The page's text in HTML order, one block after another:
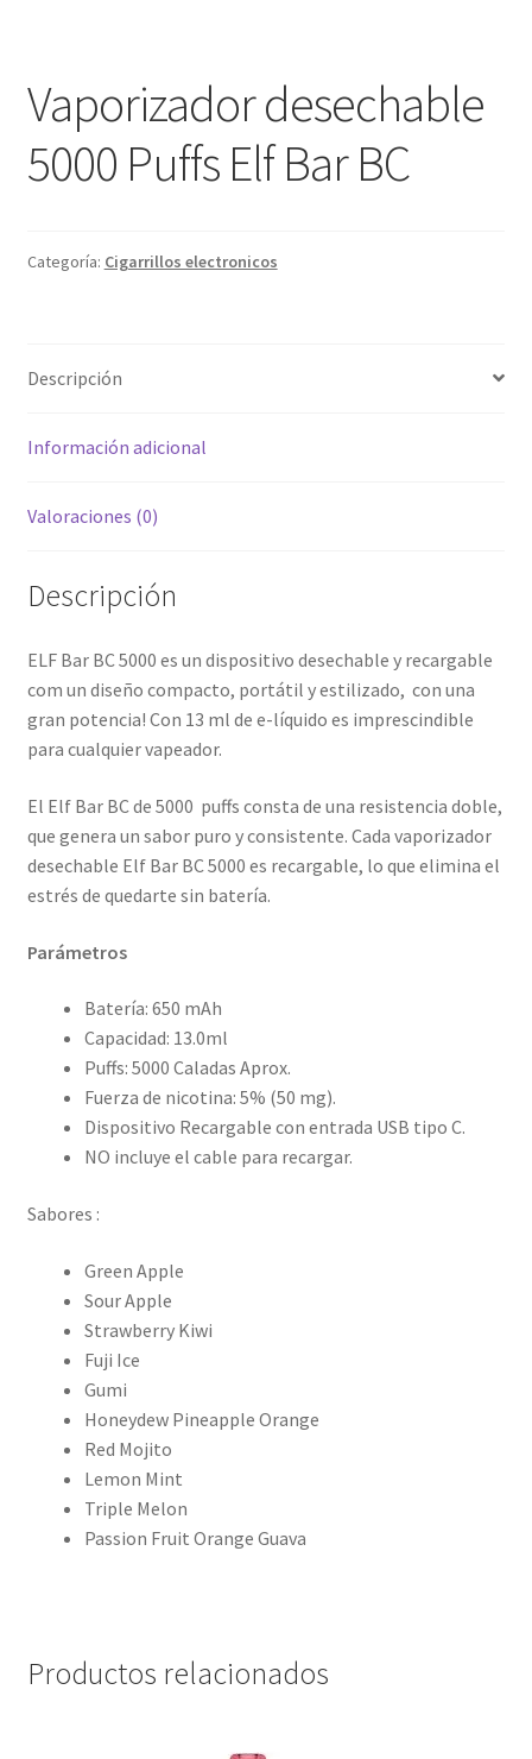
Vaporizador desechable
5000 Puffs Elf Bar BC
Categoría: Cigarrillos electronicos
Descripción
Información adicional
Valoraciones (0)
Descripción
ELF Bar BC 5000 es un dispositivo desechable y recargable
com un diseño compacto, portátil y estilizado, con una
gran potencia! Con 13 ml de e-líquido es imprescindible
para cualquier vapeador.
El Elf Bar BC de 5000 puffs consta de una resistencia doble,
que genera un sabor puro y consistente. Cada vaporizador
desechable Elf Bar BC 5000 es recargable, lo que elimina el
estrés de quedarte sin batería.
Parámetros
Batería: 650 mAh
Capacidad: 13.0ml
Puffs: 5000 Caladas Aprox.
Fuerza de nicotina: 5% (50 mg).
Dispositivo Recargable con entrada USB tipo C.
NO incluye el cable para recargar.
Sabores :
Green Apple
Sour Apple
Strawberry Kiwi
Fuji Ice
Gumi
Honeydew Pineapple Orange
Red Mojito
Lemon Mint
Triple Melon
Passion Fruit Orange Guava
Productos relacionados